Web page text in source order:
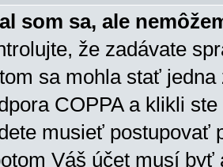
som sa, ale
že zadávate
sa mohla stať
COPPA a klikli
musieť postupovať
Váš účet musí